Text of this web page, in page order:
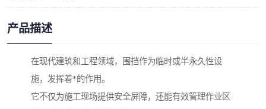
产品描述
在现代建筑和工程领域，围挡作为临时或半永久性设
施，发挥着*的作用。
它不仅为施工现场提供安全屏障，还能有效管理作业区